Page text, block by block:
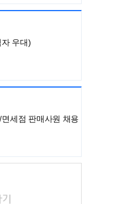
우대)
세점 판매사원 채용